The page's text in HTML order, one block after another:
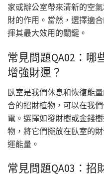
家或辦公室帶來清新的空
財的作用。當然，選擇適
揮其最大效用的關鍵。
常見問題QA02：哪
增強財運？
臥室是我們休息和恢復能
合的招財植物，可以在我
電。選擇如發財樹或金錢
物，將它們擺放在臥室的
運能量。
常見問題QA03：招